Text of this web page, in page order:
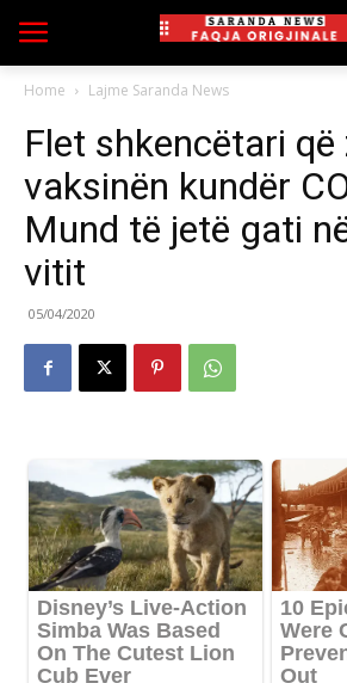
Home Lajme Saranda News
Flet shkencëtari që
vaksinën kundër
Mund të jetë gati
vitit
05/04/2020